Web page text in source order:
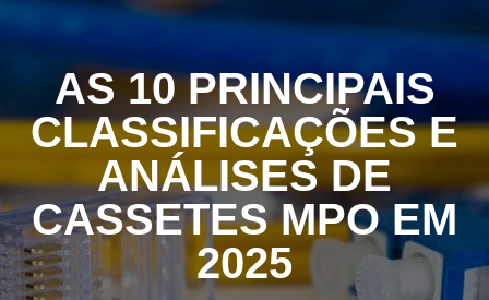
AS 10 PRINCIPAIS
CLASSIFICAÇÕES E
ANÁLISES DE
CASSETES MPO EM
2025